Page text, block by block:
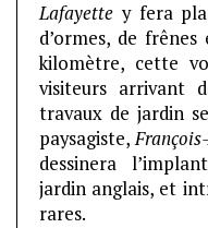
Lafayette y fera
d’ormes, de
kilomètre, cette
visiteurs arrivant
travaux de jardin
paysagiste,
dessinera
jardin anglais, et
rares.